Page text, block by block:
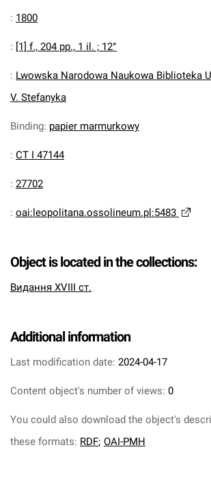
: 1800
: [1] f., 204 pp., 1 il. ; 12°
: Lwowska Narodowa Naukowa Biblioteka
V. Stefanyka
Binding: papier marmurkowy
: CT I 47144
: 27702
: oai:leopolitana.ossolineum.pl:5483
Object is located in the collections:
Видання XVIII ст.
Additional information
Last modification date: 2024-04-17
Content object's number of views: 0
You could also download the object's
these formats: RDF; OAI-PMH